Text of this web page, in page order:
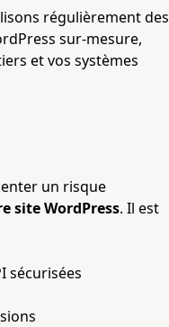
régulièrement des
sur-mesure,
et vos systèmes
un risque
site WordPress. Il est
sécurisées